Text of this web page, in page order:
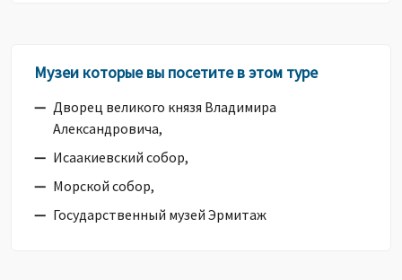
Музеи которые вы посетите в этом туре
Дворец великого князя Владимира
Александровича,
Исаакиевский собор,
Морской собор,
Государственный музей Эрмитаж